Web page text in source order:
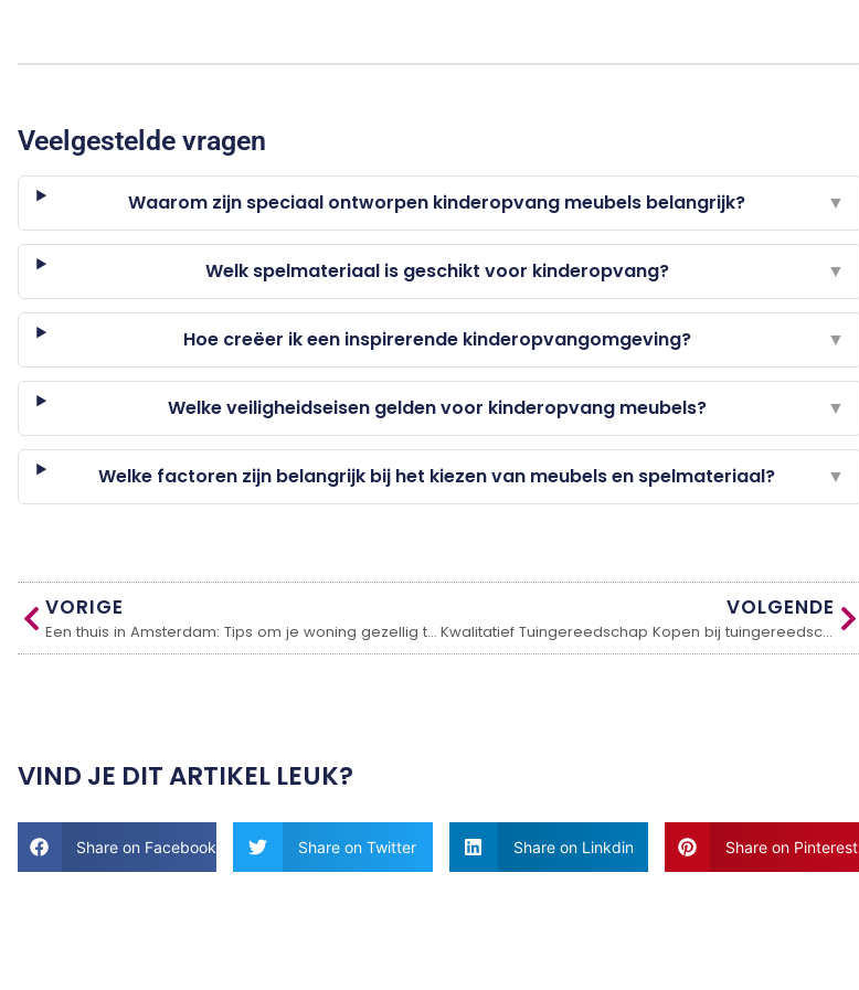
Veelgestelde vragen
Waarom zijn speciaal ontworpen kinderopvang meubels belangrijk? ▼
Welk spelmateriaal is geschikt voor kinderopvang? ▼
Hoe creëer ik een inspirerende kinderopvangomgeving? ▼
Welke veiligheidseisen gelden voor kinderopvang meubels? ▼
Welke factoren zijn belangrijk bij het kiezen van meubels en spelmateriaal? ▼
VORIGE
Een thuis in Amsterdam: Tips om je woning gezellig te maken
VOLGENDE
Kwalitatief Tuingereedschap Kopen bij tuingereedschapshop.nl: Maak Jouw Tuinwerk Eenvoudig en Effici
VIND JE DIT ARTIKEL LEUK?
Share on Facebook Share on Twitter Share on Linkdin Share on Pinterest